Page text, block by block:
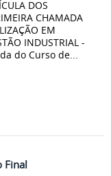
DOS
CHAMADA
EM
INDUSTRIAL -
do Curso de...
Final